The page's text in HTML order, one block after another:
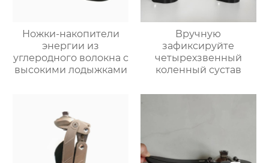
Ножки-накопители
энергии из
углеродного волокна с
высокими лодыжками
Вручную
зафиксируйте
четырехзвенный
коленный сустав